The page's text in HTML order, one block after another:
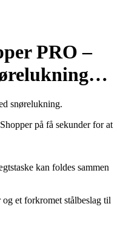
PRO –
snørelukning.
på få sekunder for at
kan foldes sammen
et forkromet stålbeslag til